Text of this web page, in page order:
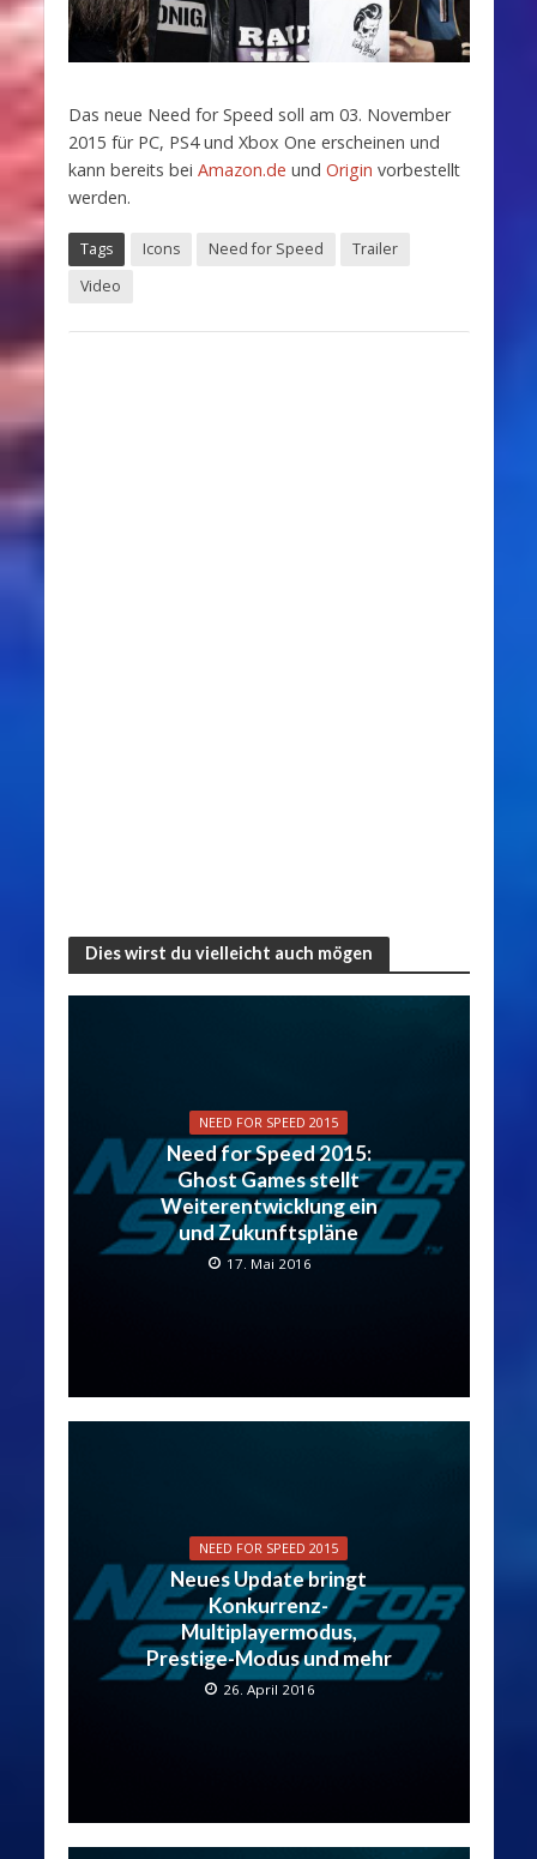
Das neue Need for Speed soll am 03. November
2015 für PC, PS4 und Xbox One erscheinen und
kann bereits bei Amazon.de und Origin vorbestellt
werden.
Tags Icons Need for Speed
Trailer
Video
Dies wirst du vielleicht auch mögen
NEED FOR SPEED 2015
Need for Speed 2015:
Ghost Games stellt
Weiterentwicklung ein
und Zukunftspläne
17. Mai 2016
NEED FOR SPEED 2015
Neues Update bringt
Konkurrenz-
Multiplayermodus,
Prestige-Modus und mehr
26. April 2016